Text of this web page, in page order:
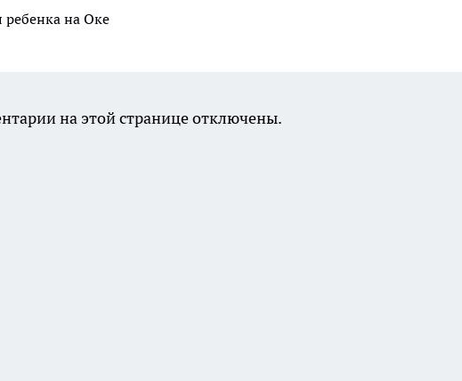
ребенка на Оке
на этой странице отключены.